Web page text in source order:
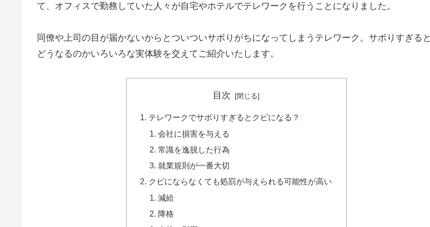
て、オフィスで勤務していた人々が自宅やホテルでテレワークを行うことになりました。
同僚や上司の目が届かないからとついついサボりがちになってしまうテレワーク。サボりすぎると
どうなるのかいろいろな実体験を交えてご紹介いたします。
目次
テレワークでサボりすぎるとクビになる？
会社に損害を与える
常識を逸脱した行為
就業規則が一番大切
クビにならなくても処罰が与えられる可能性が高い
減給
降格